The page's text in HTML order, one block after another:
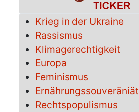
Krieg in der Ukraine
Rassismus
Klimagerechtigkeit
Europa
Feminismus
Ernährungssouveräniät
Rechtspopulismus